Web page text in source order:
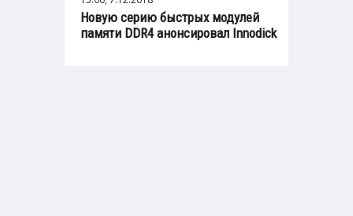
Новую серию быстрых модулей
памяти DDR4 анонсировал Innodick